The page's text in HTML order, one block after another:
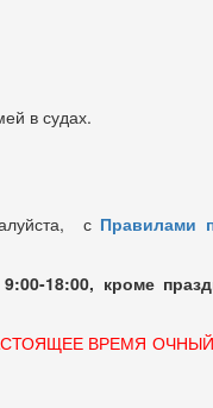
в судах.
с Правилами
18:00, кроме
ВРЕМЯ